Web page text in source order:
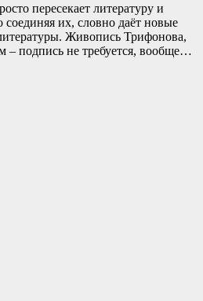
пересекает литературу и
их, словно даёт новые
Живопись Трифонова,
– подпись не требуется, вообще…